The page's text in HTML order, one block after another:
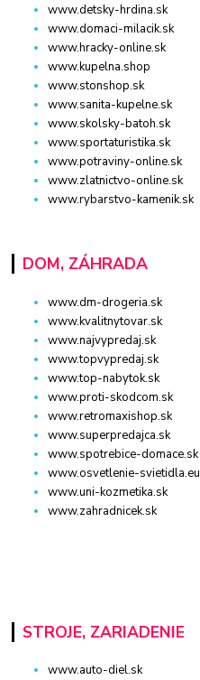
www.detsky-hrdina.sk
www.domaci-milacik.sk
www.hracky-online.sk
www.kupelna.shop
www.stonshop.sk
www.sanita-kupelne.sk
www.skolsky-batoh.sk
www.sportaturistika.sk
www.potraviny-online.sk
www.zlatnictvo-online.sk
www.rybarstvo-kamenik.sk
DOM, ZÁHRADA
www.dm-drogeria.sk
www.kvalitnytovar.sk
www.najvypredaj.sk
www.topvypredaj.sk
www.top-nabytok.sk
www.proti-skodcom.sk
www.retromaxishop.sk
www.superpredajca.sk
www.spotrebice-domace.sk
www.osvetlenie-svietidla.eu
www.uni-kozmetika.sk
www.zahradnicek.sk
STROJE, ZARIADENIE
www.auto-diel.sk